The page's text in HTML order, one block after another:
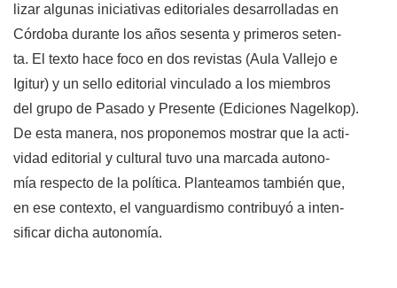
lizar algunas iniciativas editoriales desarrolladas en
Córdoba durante los años sesenta y primeros seten-
ta. El texto hace foco en dos revistas (Aula Vallejo e
Igitur) y un sello editorial vinculado a los miembros
del grupo de Pasado y Presente (Ediciones Nagelkop).
De esta manera, nos proponemos mostrar que la acti-
vidad editorial y cultural tuvo una marcada autono-
mía respecto de la política. Planteamos también que,
en ese contexto, el vanguardismo contribuyó a inten-
sificar dicha autonomía.